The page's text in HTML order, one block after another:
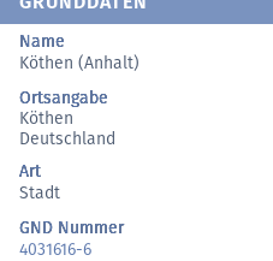
Name
Köthen (Anhalt)
Ortsangabe
Köthen
Deutschland
Art
Stadt
GND Nummer
4031616-6